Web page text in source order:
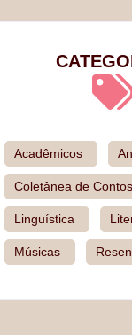
Acadêmicos
Coletânea de
Linguística
Músicas